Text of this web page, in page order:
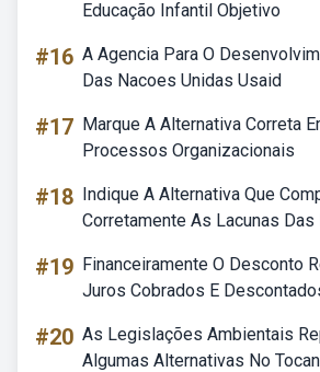
Educação Infantil Objetivo
#16 A Agencia Para O
Das Nacoes Unidas Usaid
#17 Marque A Alternativa Correta
Processos Organizacionais
#18 Indique A Alternativa Que
Corretamente As Lacunas Das
#19 Financeiramente O Desconto
Juros Cobrados E
#20 As Legislações Ambientais
Algumas Alternativas No